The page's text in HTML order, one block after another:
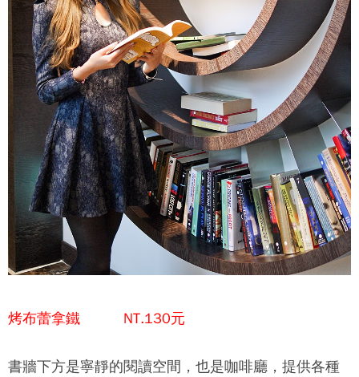
烤布蕾拿鐵 NT.130元
書牆下方是寧靜的閱讀空間，也是咖啡廳，提供各種